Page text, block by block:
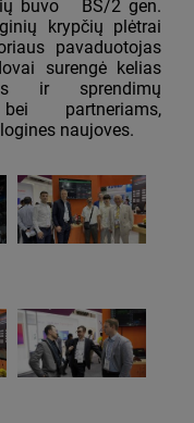
buvo BS/2 gen.
krypčių plėtrai
pavaduotojas
surengė kelias
ir sprendimų
partneriams,
naujoves.